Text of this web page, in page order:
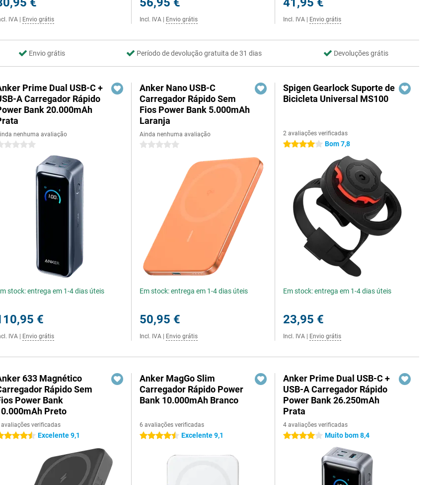
IVA Envio grátis Incl. IVA Envio grátis Incl. IVA Envio grátis
Envio grátis Período de devolução gratuita de 31 dias Devoluções grátis
Prime Dual USB-C +
A Carregador Rápido
Bank 20.000mAh
nenhuma avaliação
estrelas
stock: entrega em 1-4 dias úteis
€
IVA Envio grátis
Anker Nano USB-C
Carregador Rápido Sem
Fios Power Bank 5.000mAh
Laranja
Ainda nenhuma avaliação
0 estrelas
Em stock: entrega em 1-4 dias úteis
50,95 €
Incl. IVA Envio grátis
Spigen Gearlock Suporte de
Bicicleta Universal MS100
2 avaliações verificadas
4 estrelas Bom 7,8
Em stock: entrega em 1-4 dias úteis
23,95 €
Incl. IVA Envio grátis
633 Magnético
Rápido Sem
Power Bank
Preto
avaliações verificadas
estrelas Excelente 9,1
Anker MagGo Slim
Carregador Rápido Power
Bank 10.000mAh Branco
6 avaliações verificadas
4.5 estrelas Excelente 9,1
Anker Prime Dual USB-C +
USB-A Carregador Rápido
Power Bank 26.250mAh
Prata
4 avaliações verificadas
4 estrelas Muito bom 8,4